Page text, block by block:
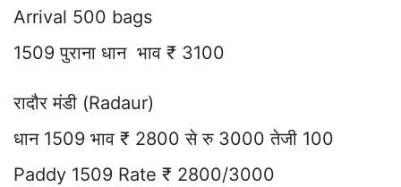
Arrival 500 bags
1509 पुराना धान भाव ₹ 3100
रादौर मंडी (Radaur)
धान 1509 भाव ₹ 2800 से रु 3000 तेजी 100
Paddy 1509 Rate ₹ 2800/3000